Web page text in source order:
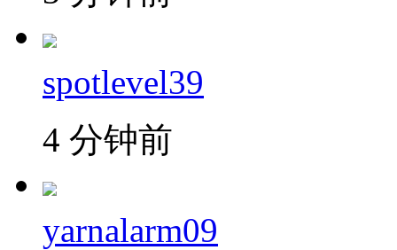
spotlevel39
4 分钟前
yarnalarm09